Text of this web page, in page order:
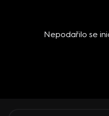
Nepodařilo se